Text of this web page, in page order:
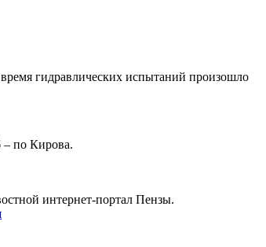
гидравлических испытаний произошло
– по Кирова.
интернет-портал Пензы.